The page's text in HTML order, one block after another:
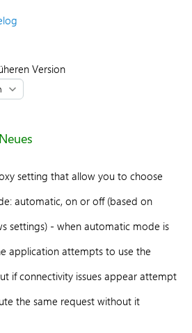
Version
setting that allow you to choose
automatic, on or off (based on
settings) - when automatic mode is
application attempts to use the
if connectivity issues appear attempt
the same request without it